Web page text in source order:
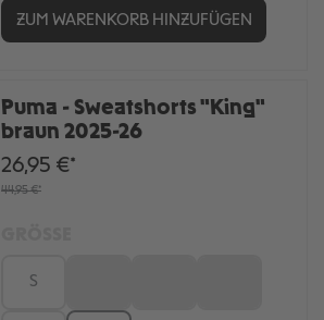
ZUM WARENKORB HINZUFÜGEN
Puma - Sweatshorts "King"
braun 2025-26
26,95 €*
44,95 €*
S